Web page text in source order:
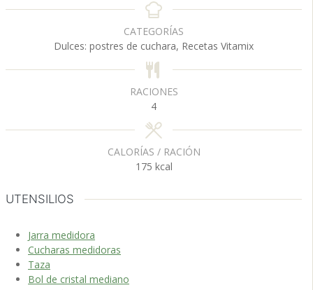
a
n
o
s
n
o
CATEGORÍAS
Dulces: postres de cuchara, Recetas Vitamix
RACIONES
4
CALORÍAS / RACIÓN
175 kcal
UTENSILIOS
Jarra medidora
Cucharas medidoras
Taza
Bol de cristal mediano